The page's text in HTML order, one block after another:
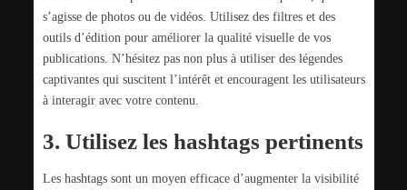
s’agisse de photos ou de vidéos. Utilisez des filtres et des
outils d’édition pour améliorer la qualité visuelle de vos
publications. N’hésitez pas non plus à utiliser des légendes
captivantes qui suscitent l’intérêt et encouragent les utilisateurs
à interagir avec votre contenu.
3. Utilisez les hashtags pertinents
Les hashtags sont un moyen efficace d’augmenter la visibilité